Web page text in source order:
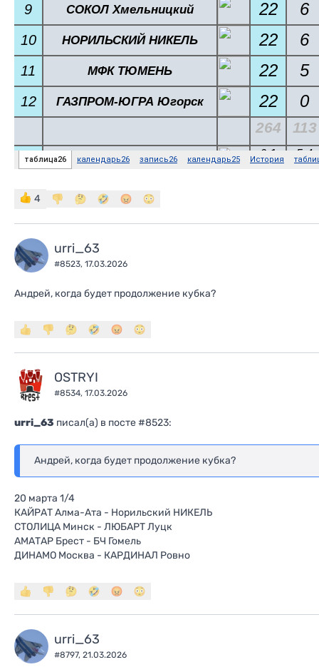
4
urri_63
#8523, 17.03.2026
Андрей, когда будет продолжение кубка?
OSTRYI
#8534, 17.03.2026
urri_63 писал(a) в посте #8523:
Андрей, когда будет продолжение кубка?
20 марта 1/4
КАЙРАТ Алма-Ата - Норильский НИКЕЛЬ
СТОЛИЦА Минск - ЛЮБАРТ Луцк
АМАТАР Брест - БЧ Гомель
ДИНАМО Москва - КАРДИНАЛ Ровно
urri_63
#8797, 21.03.2026